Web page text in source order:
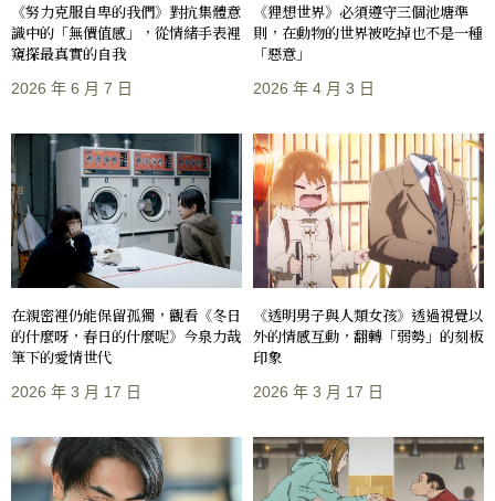
《努力克服自卑的我們》對抗集體意
識中的「無價值感」，從情緒手表裡
窺探最真實的自我
2026 年 6 月 7 日
《狸想世界》必須遵守三個池塘準
則，在動物的世界被吃掉也不是一種
「惡意」
2026 年 4 月 3 日
在親密裡仍能保留孤獨，觀看《冬日
的什麼呀，春日的什麼呢》今泉力哉
筆下的愛情世代
2026 年 3 月 17 日
《透明男子與人類女孩》透過視覺以
外的情感互動，翻轉「弱勢」的刻板
印象
2026 年 3 月 17 日